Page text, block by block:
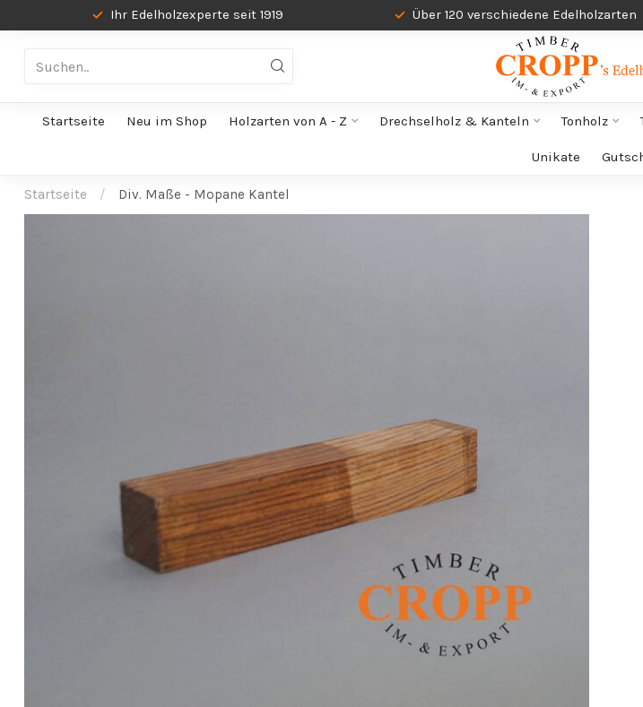
Ihr Edelholzexperte seit 1919 Über 120 verschiedene Edelholzarten
Startseite Neu im Shop Holzarten von A - Z Drechselholz & Kanteln Tonholz
Unikate
Startseite / Div. Maße - Mopane Kantel